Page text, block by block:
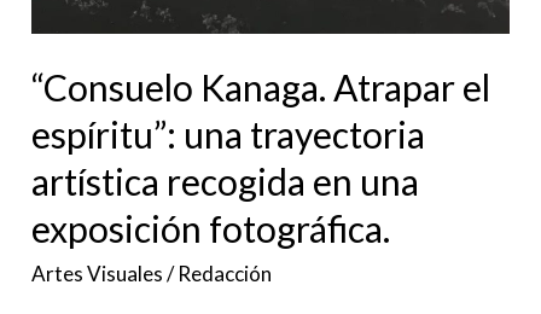
“Consuelo Kanaga. Atrapar el
espíritu”: una trayectoria
artística recogida en una
exposición fotográfica.
Artes Visuales/Redacción
fotográfica.